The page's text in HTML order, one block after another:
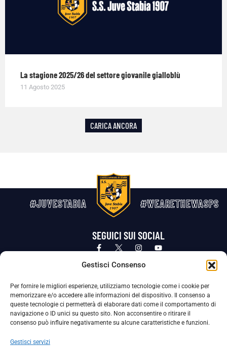
Gestisci Consenso
Per fornire le migliori esperienze, utilizziamo tecnologie come i cookie per
memorizzare e/o accedere alle informazioni del dispositivo. Il consenso a
queste tecnologie ci permetterà di elaborare dati come il comportamento di
navigazione o ID unici su questo sito. Non acconsentire o ritirare il
consenso può influire negativamente su alcune caratteristiche e funzioni.
Gestisci servizi
La stagione 2025/26 del settore giovanile gialloblù
11 Agosto 2025
CARICA ANCORA
#JUVESTABIA #WEARETHEWASPS
SEGUICI SUI SOCIAL
Privacy Policy Cookie Policy
La Società ha nominato il Responsabile della Protezione dei Dati Personali (DPO), figura specializzata che vigila sulle modalità
adottate dalla nostra Società per tutelare i Suoi dati personali.
Per contattare il DPO può scrivere a